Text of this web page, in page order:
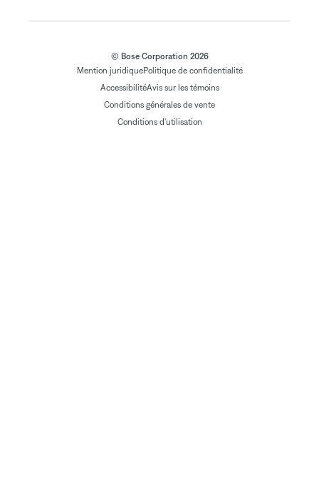
© Bose Corporation 2026
Mention juridiquePolitique de confidentialité
AccessibilitéAvis sur les témoins
Conditions générales de vente
Conditions d'utilisation